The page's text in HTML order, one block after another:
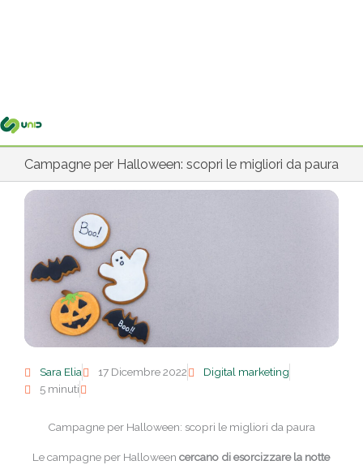
Campagne per Halloween: scopri le migliori da paura
Sara Elia 17 Dicembre 2022
Digital marketing
5 minuti
Campagne per Halloween: scopri le migliori da paura
Le campagne per Halloween cercano di esorcizzare la notte